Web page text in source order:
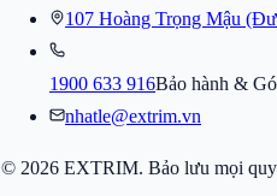
107 Hoàng Trọng Mậu
1900 633 916Bảo hành &
nhatle@extrim.vn
© 2026 EXTRIM. Bảo lưu mọi